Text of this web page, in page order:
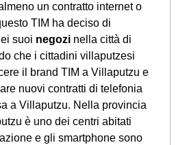
un contratto internet o
TIM ha deciso di
suoi negozi nella città di
che i cittadini villaputzesi
il brand TIM a Villaputzu e
nuovi contratti di telefonia
a Villaputzu. Nella provincia
è uno dei centri abitati
e gli smartphone sono